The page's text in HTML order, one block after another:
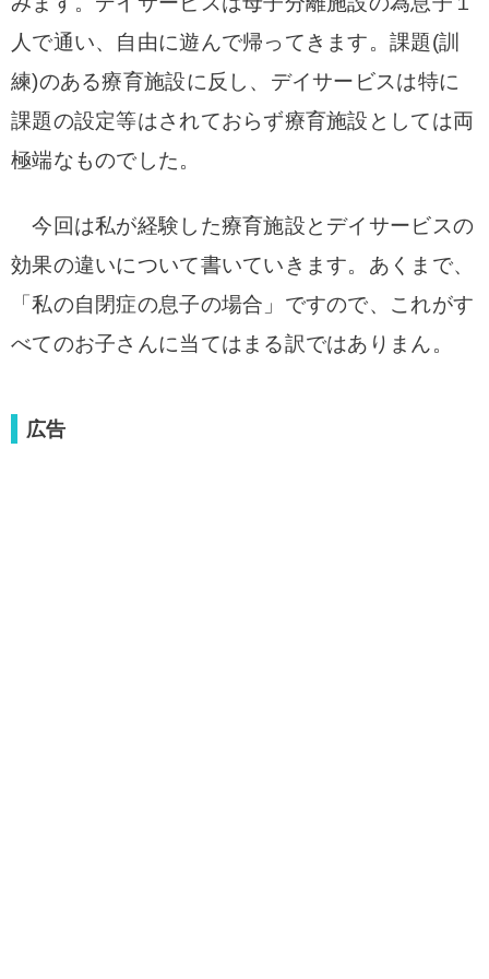
人で通い、自由に遊んで帰ってきます。課題(訓
練)のある療育施設に反し、デイサービスは特に
課題の設定等はされておらず療育施設としては両
極端なものでした。
今回は私が経験した療育施設とデイサービスの
効果の違いについて書いていきます。あくまで、
「私の自閉症の息子の場合」ですので、これがす
べてのお子さんに当てはまる訳ではありまん。
広告